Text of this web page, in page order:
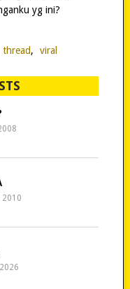
yg ini?
thread, viral
2010